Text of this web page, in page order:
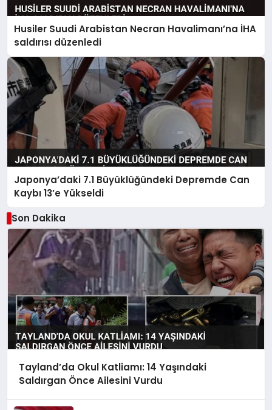
Husiler Suudi Arabistan Necran Havalimanı’na İHA
saldırısı düzenledi
Japonya’daki 7.1 Büyüklüğündeki Depremde Can
Kaybı 13’e Yükseldi
Son Dakika
Tayland’da Okul Katliamı: 14 Yaşındaki
Saldırgan Önce Ailesini Vurdu